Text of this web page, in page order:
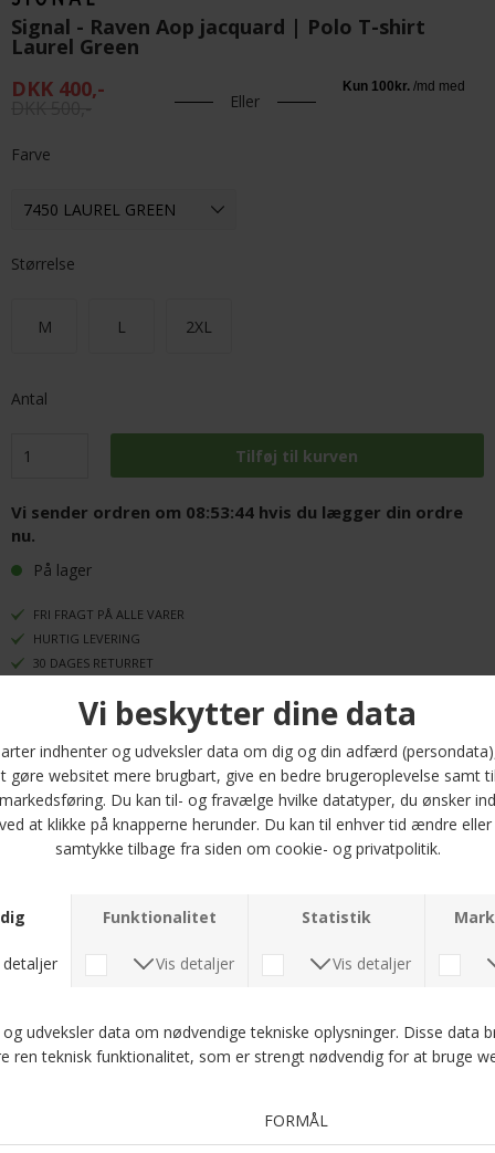
Signal - Raven Aop jacquard | Polo T-shirt
Laurel Green
DKK 400,-
Eller
Farve
Størrelse
M L 2XL
Antal
Vi sender ordren om 08:53:43 hvis du lægger din ordre
nu.
På lager
FRI FRAGT PÅ ALLE VARER
HURTIG LEVERING
30 DAGES RETURRET
Opdag Signal Raven Aop jacquard polo, en stilfuld og komfortabel tilføjelse
til din garderobe. Denne polo t-shirt er lavet af 100% bomuld, hvilket sikrer
en blød og åndbar fornemmelse hele dagen. Den smukke farve 7450 Laurel
Green, prydet med et elegant bladprint, giver et friskt og moderne look,
perfekt til både afslappede og mere formelle anledninger.
Fit'et på denne polo er normal, hvilket gør den ideel til enhver kropsform.
Den er tilgængelig i størrelserne M, L, XL, 2XL, 3XL og 4XL, så du kan finde
den perfekte pasform, uanset hvilken størrelse du bærer. Kombiner den
med dine yndlingsjeans eller shorts for et afslappet, men stilfuldt udtryk.
Signal Raven Aop jacquard polo er ikke blot en t-shirt; det er et statement.
Gå ikke glip af muligheden for at tilføje denne alsidige og trendy polo til din
samling. Bestil nu og oplev komfort og stil i ét!
Læs mere om Kundeklubben her.
Andre købte også